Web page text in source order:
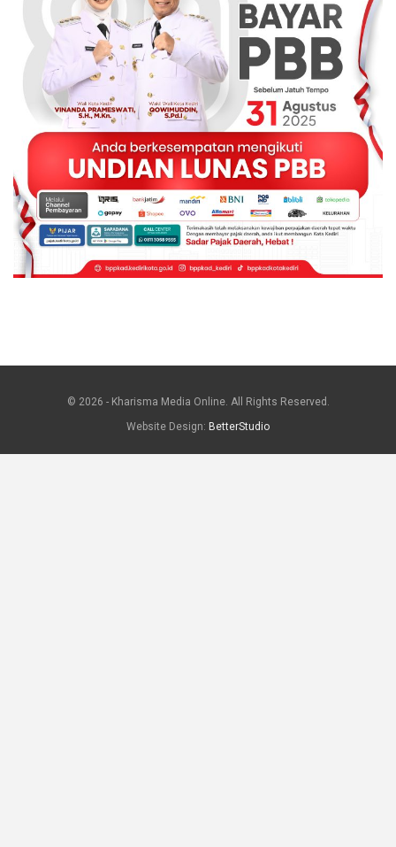
© 2026 - Kharisma Media Online. All Rights Reserved.
Website Design: BetterStudio